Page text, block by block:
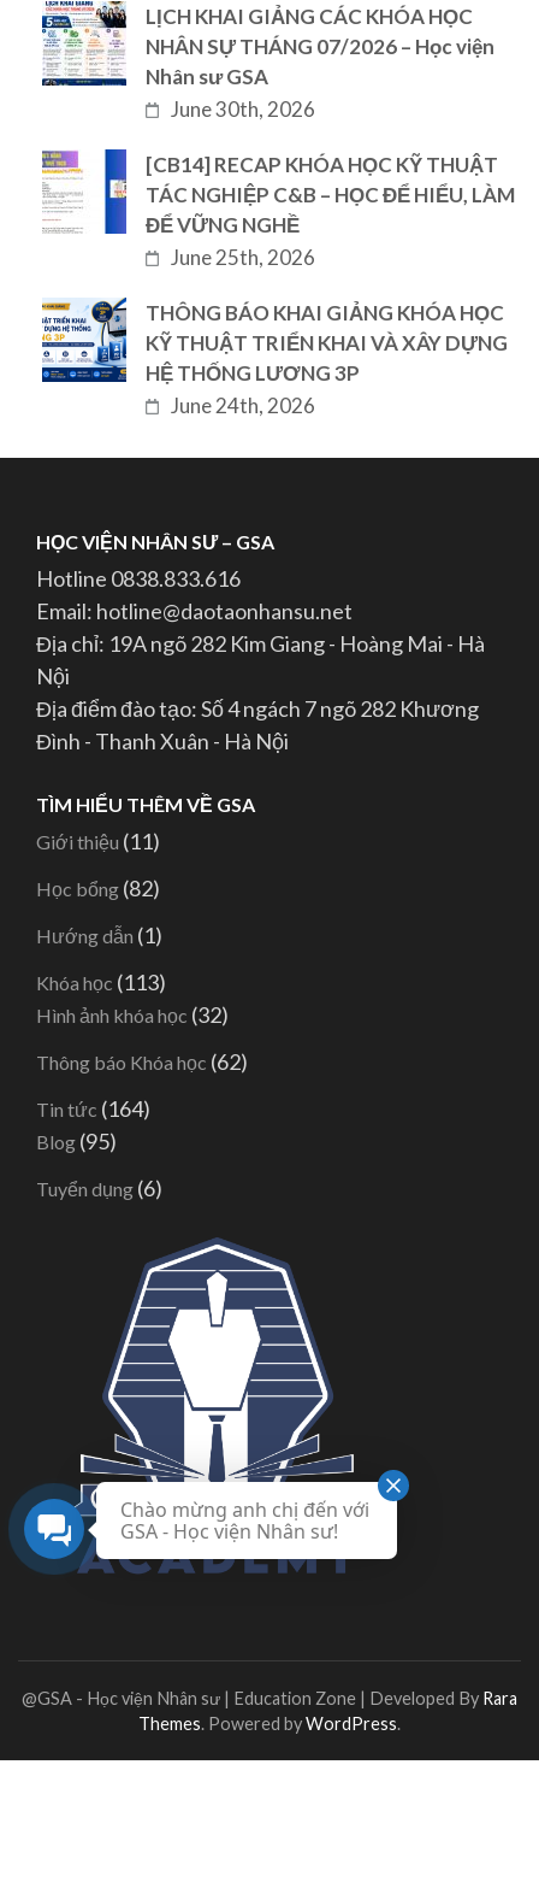
LỊCH KHAI GIẢNG CÁC KHÓA HỌC
NHÂN SỰ THÁNG 07/2026 – Học viện
Nhân sư GSA
June 30th, 2026
[CB14] RECAP KHÓA HỌC KỸ THUẬT
TÁC NGHIỆP C&B – HỌC ĐỂ HIỂU, LÀM
ĐỂ VỮNG NGHỀ
June 25th, 2026
THÔNG BÁO KHAI GIẢNG KHÓA HỌC
KỸ THUẬT TRIỂN KHAI VÀ XÂY DỰNG
HỆ THỐNG LƯƠNG 3P
June 24th, 2026
HỌC VIỆN NHÂN SƯ – GSA
Hotline 0838.833.616
Email: hotline@daotaonhansu.net
Địa chỉ: 19A ngõ 282 Kim Giang - Hoàng Mai - Hà
Nội
Địa điểm đào tạo: Số 4 ngách 7 ngõ 282 Khương
Đình - Thanh Xuân - Hà Nội
TÌM HIỂU THÊM VỀ GSA
Giới thiệu (11)
Học bổng (82)
Hướng dẫn (1)
Khóa học (113)
Hình ảnh khóa học (32)
Thông báo Khóa học (62)
Tin tức (164)
Blog (95)
Tuyển dụng (6)
@GSA - Học viện Nhân sư | Education Zone | Developed By Rara
Themes. Powered byWordPress.
Chào mừng anh chị đến với
GSA - Học viện Nhân sư!